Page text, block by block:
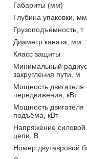
Габариты (мм)
Глубина упаковки, мм
Грузоподъемность, т
Диаметр каната, мм
Класс защиты
Минимальный радиус
закругления пути, м
Мощность двигателя
передвижения, кВт
Мощность двигателя
подъёма, кВт
Напряжение силовой
цепи, В
Номер двутавровой